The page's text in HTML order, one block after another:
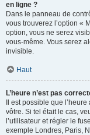
en ligne ?
Dans le panneau de
vous trouverez l’option «
option, vous ne serez
vous-même. Vous serez
invisible.
Haut
L’heure n’est pas
Il est possible que
vôtre. Si tel était le cas,
l’utilisateur et régler le
exemple Londres, Paris,